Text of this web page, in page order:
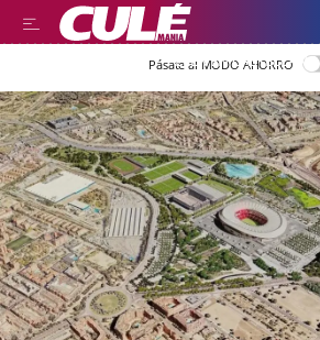
LEER EN CASTELLANO
Pásate al MODO AHORRO